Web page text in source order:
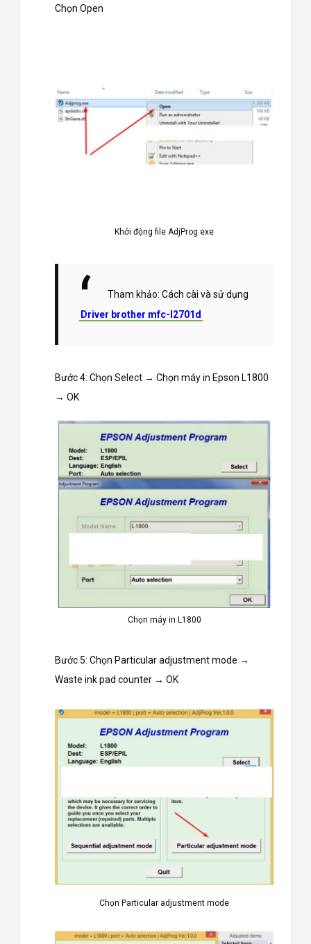
Chọn Open
Khởi động file AdjProg.exe
Tham khảo: Cách cài và sử dụng
Driver brother mfc-l2701d
Bước 4: Chọn Select → Chọn máy in Epson L1800
→ OK
Chọn máy in L1800
Bước 5: Chọn Particular adjustment mode →
Waste ink pad counter → OK
Chọn Particular adjustment mode